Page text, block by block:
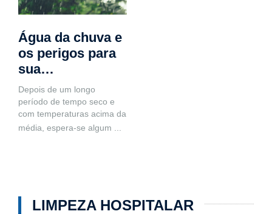
Água da chuva e
os perigos para
sua…
Depois de um longo
período de tempo seco e
com temperaturas acima da
média, espera-se algum
LIMPEZA HOSPITALAR